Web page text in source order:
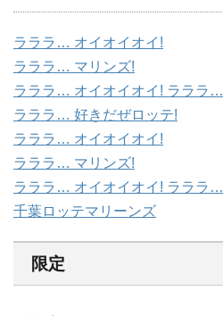
ラララ… オイオイオイ!
ラララ… マリンズ!
ラララ… オイオイオイ! ラララ…
ラララ… 好きだぜロッテ!
ラララ… オイオイオイ!
ラララ… マリンズ!
ラララ… オイオイオイ! ラララ…
千葉ロッテマリーンズ
限定